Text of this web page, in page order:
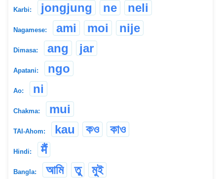
Karbi: jongjung ne neli
Nagamese: ami moi nije
Dimasa: ang jar
Apatani: ngo
Ao: ni
Chakma: mui
TAI-Ahom: kau কও কাও
Hindi: मैं
Bangla: আমি তু মুই